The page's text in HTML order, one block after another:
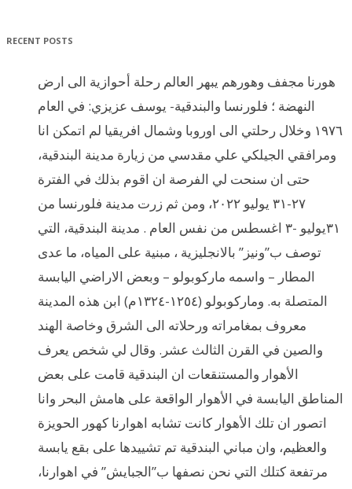
RECENT POSTS
هورنا مجفف وهورهم يبهر العالم رحلة أحوازية الى ارض
النهضة ؛ فلورنسا والبندقية- يوسف عزيزي: في العام
١٩٧٦ وخلال رحلتي الى اوروبا وشمال افريقيا لم اتمكن انا
ومرافقي الجيلكي علي مقدسي من زيارة مدينة البندقية،
حتى ان سنحت لي الفرصة ان اقوم بذلك في الفترة
٢٧-٣١ يوليو ٢٠٢٢، ومن ثم زرت مدينة فلورنسا من
٣١يوليو -٣ اغسطس من نفس العام . مدينة البندقية، التي
توصف ب”ونيز” بالانجليزية ، مبنية على المياه، ما عدى
المطار – واسمه ماركوبولو – وبعض الاراضي اليابسة
المتصلة به. وماركوبولو (١٢٥٤-١٣٢٤م) ابن هذه المدينة
معروف بمغامراته ورحلاته الى الشرق وخاصة الهند
والصين في القرن الثالث عشر. وقال لي شخص يعرف
الأهوار والمستنقعات ان البندقية قامت على بعض
المناطق اليابسة في الأهوار الواقعة على هامش البحر وانا
اتصور ان تلك الأهوار كانت تشابه اهوارنا كهور الحويزة
والعظيم، وان مباني البندقية تم تشييدها على بقع يابسة
مرتفعة كتلك التي نحن نصفها ب”الجبايش” في اهوارنا،